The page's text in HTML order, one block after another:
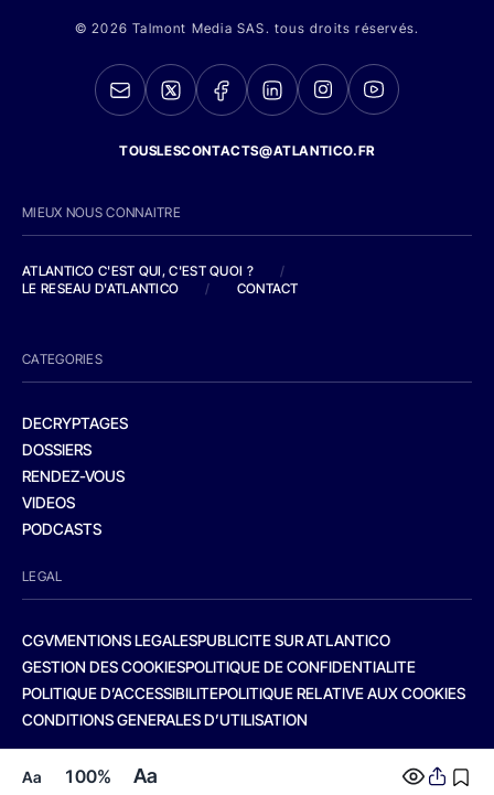
Aa 100% Aa
© 2026 Talmont Media SAS. tous droits réservés.
TOUSLESCONTACTS@ATLANTICO.FR
MIEUX NOUS CONNAITRE
ATLANTICO C'EST QUI, C'EST QUOI ?
/
LE RESEAU D'ATLANTICO
/ CONTACT
CATEGORIES
DECRYPTAGES
DOSSIERS
RENDEZ-VOUS
VIDEOS
PODCASTS
LEGAL
CGVMENTIONS LEGALESPUBLICITE SUR ATLANTICO
GESTION DES COOKIESPOLITIQUE DE CONFIDENTIALITE
POLITIQUE D’ACCESSIBILITEPOLITIQUE RELATIVE AUX COOKIES
CONDITIONS GENERALES D’UTILISATION